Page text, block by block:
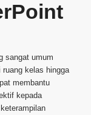
sangat umum
kelas hingga
membantu
kepada